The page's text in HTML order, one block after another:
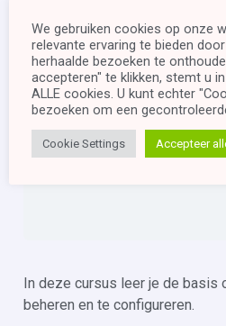
Begin
In deze cursus leer je de
beheren en te configureren.
We gebruiken cookies op onze
relevante ervaring te bieden
herhaalde bezoeken te
accepteren" te klikken, stemt u
ALLE cookies. U kunt echter
bezoeken om een
Cookie Settings Accepteer